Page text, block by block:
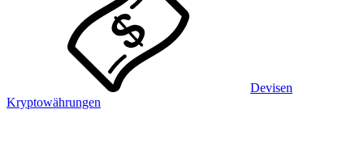
Devisen
Kryptowährungen